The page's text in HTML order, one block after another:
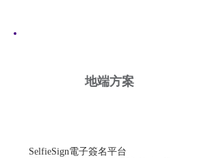
地端方案
SelfieSign電子簽名平台